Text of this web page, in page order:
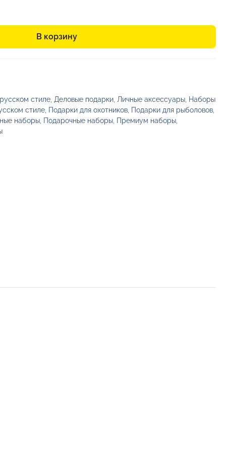
В корзину
стиле Деловые подарки Личные аксессуары Наборы
стиле Подарки для охотников Подарки для рыболовов
наборы Подарочные наборы Премиум наборы